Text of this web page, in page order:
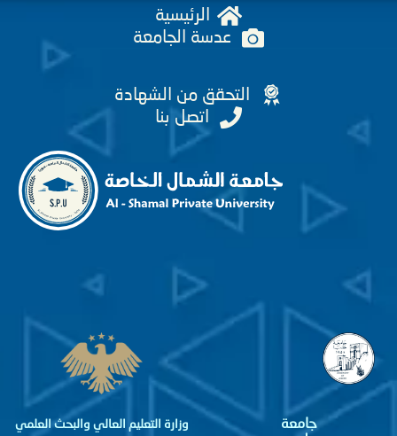
الرئيسية
عدسة الجامعة
التحقق من الشهادة
اتصل بنا
جامعة
وزارة التعليم العالي والبحث العلمي